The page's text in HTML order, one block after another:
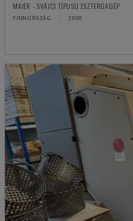
MAIER - SVÁJCI TÍPUSÚ ESZTERGAGÉP
FINNORSZÁG 2000